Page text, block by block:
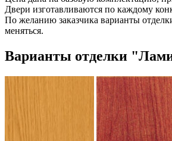
Двери изготавливаются по каждому
По желанию заказчика варианты
меняться.
Варианты отделки